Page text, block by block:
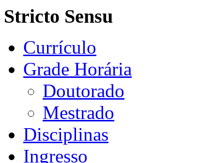
Stricto Sensu
Currículo
Grade Horária
Doutorado
Mestrado
Disciplinas
Ingresso